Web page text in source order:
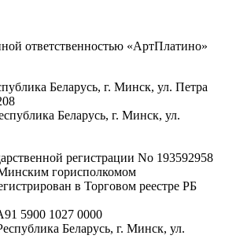
ответственностью «АртПлатино»
Беларусь, г. Минск, ул. Петра
Беларусь, г. Минск, ул.
регистрации No 193592958
горисполкомом
в Торговом реестре РБ
5900 1027 0000
Беларусь, г. Минск, ул.